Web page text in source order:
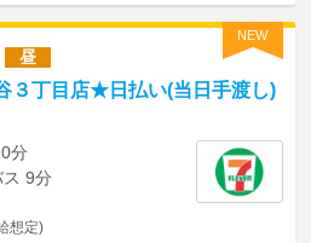
NEW
昼
３丁目店★日払い(当日手渡し)
分
9分
想定)